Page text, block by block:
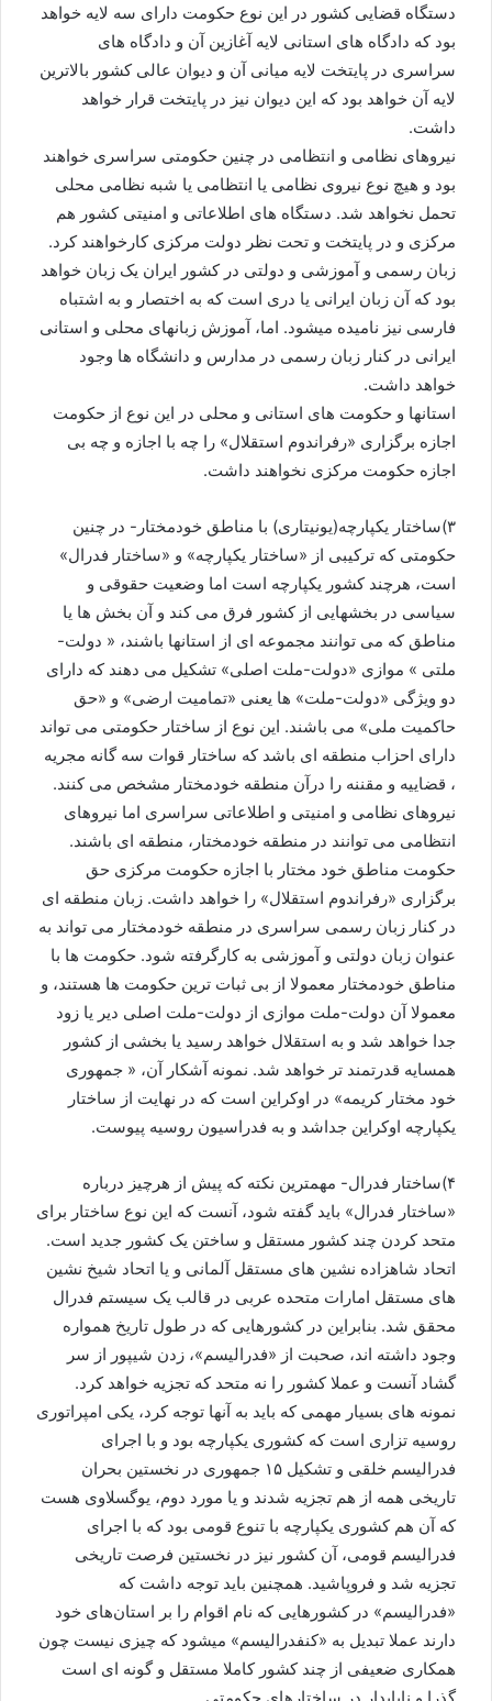
دستگاه قضایی کشور در این نوع حکومت دارای سه لایه خواهد
بود که دادگاه های استانی لایه آغازین آن و دادگاه های
سراسری در پایتخت لایه میانی آن و دیوان عالی کشور بالاترین
لایه آن خواهد بود که این دیوان نیز در پایتخت قرار خواهد
داشت.
نیروهای نظامی و انتظامی در چنین حکومتی سراسری خواهند
بود و هیچ نوع نیروی نظامی یا انتظامی یا شبه نظامی محلی
تحمل نخواهد شد. دستگاه های اطلاعاتی و امنیتی کشور هم
مرکزی و در پایتخت و تحت نظر دولت مرکزی کارخواهند کرد.
زبان رسمی و آموزشی و دولتی در کشور ایران یک زبان خواهد
بود که آن زبان ایرانی یا دری است که به اختصار و به اشتباه
فارسی نیز نامیده میشود. اما، آموزش زبانهای محلی و استانی
ایرانی در کنار زبان رسمی در مدارس و دانشگاه ها وجود
خواهد داشت.
استانها و حکومت های استانی و محلی در این نوع از حکومت
اجازه برگزاری «رفراندوم استقلال» را چه با اجازه و چه بی
اجازه حکومت مرکزی نخواهند داشت.
۳)ساختار یکپارچه(یونیتاری) با مناطق خودمختار- در چنین
حکومتی که ترکیبی از «ساختار یکپارچه» و «ساختار فدرال»
است، هرچند کشور یکپارچه است اما وضعیت حقوقی و
سیاسی در بخشهایی از کشور فرق می کند و آن بخش ها یا
مناطق که می توانند مجموعه ای از استانها باشند، « دولت-
ملتی » موازی «دولت-ملت اصلی» تشکیل می دهند که دارای
دو ویژگی «دولت-ملت» ها یعنی «تمامیت ارضی» و «حق
حاکمیت ملی» می باشند. این نوع از ساختار حکومتی می تواند
دارای احزاب منطقه ای باشد که ساختار قوات سه گانه مجریه
، قضاییه و مقننه را درآن منطقه خودمختار مشخص می کنند.
نیروهای نظامی و امنیتی و اطلاعاتی سراسری اما نیروهای
انتظامی می توانند در منطقه خودمختار، منطقه ای باشند.
حکومت مناطق خود مختار با اجازه حکومت مرکزی حق
برگزاری «رفراندوم استقلال» را خواهد داشت. زبان منطقه ای
در کنار زبان رسمی سراسری در منطقه خودمختار می تواند به
عنوان زبان دولتی و آموزشی به کارگرفته شود. حکومت ها با
مناطق خودمختار معمولا از بی ثبات ترین حکومت ها هستند، و
معمولا آن دولت-ملت موازی از دولت-ملت اصلی دیر یا زود
جدا خواهد شد و به استقلال خواهد رسید یا بخشی از کشور
همسایه قدرتمند تر خواهد شد. نمونه آشکار آن، « جمهوری
خود مختار کریمه» در اوکراین است که در نهایت از ساختار
یکپارچه اوکراین جداشد و به فدراسیون روسیه پیوست.
۴)ساختار فدرال- مهمترین نکته که پیش از هرچیز درباره
«ساختار فدرال» باید گفته شود، آنست که این نوع ساختار برای
متحد کردن چند کشور مستقل و ساختن یک کشور جدید است.
اتحاد شاهزاده نشین های مستقل آلمانی و یا اتحاد شیخ نشین
های مستقل امارات متحده عربی در قالب یک سیستم فدرال
محقق شد. بنابراین در کشورهایی که در طول تاریخ همواره
وجود داشته اند، صحبت از «فدرالیسم»، زدن شیپور از سر
گشاد آنست و عملا کشور را نه متحد که تجزیه خواهد کرد.
نمونه های بسیار مهمی که باید به آنها توجه کرد، یکی امپراتوری
روسیه تزاری است که کشوری یکپارچه بود و با اجرای
فدرالیسم خلقی و تشکیل ۱۵ جمهوری در نخستین بحران
تاریخی همه از هم تجزیه شدند و یا مورد دوم، یوگسلاوی هست
که آن هم کشوری یکپارچه با تنوع قومی بود که با اجرای
فدرالیسم قومی، آن کشور نیز در نخستین فرصت تاریخی
تجزیه شد و فروپاشید. همچنین باید توجه داشت که
«فدرالیسم» در کشورهایی که نام اقوام را بر استان‌های خود
دارند عملا تبدیل به «کنفدرالیسم» میشود که چیزی نیست چون
همکاری ضعیفی از چند کشور کاملا مستقل و گونه ای است
گذرا و ناپایدار در ساختارهای حکومتی.